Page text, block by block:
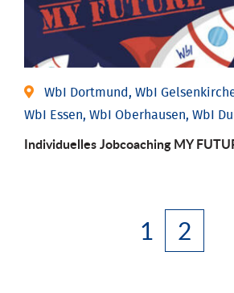
WbI Dortmund, WbI
WbI Essen, WbI Oberhausen, WbI
Individuelles Jobcoaching MY
1 2